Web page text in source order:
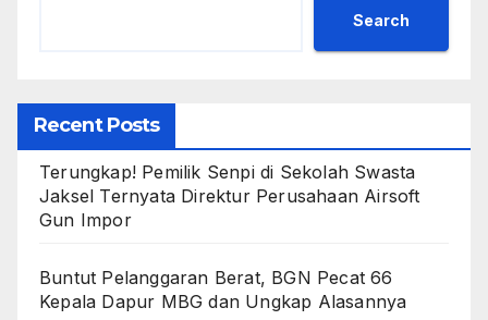
Search
Recent Posts
Terungkap! Pemilik Senpi di Sekolah Swasta
Jaksel Ternyata Direktur Perusahaan Airsoft
Gun Impor
Buntut Pelanggaran Berat, BGN Pecat 66
Kepala Dapur MBG dan Ungkap Alasannya